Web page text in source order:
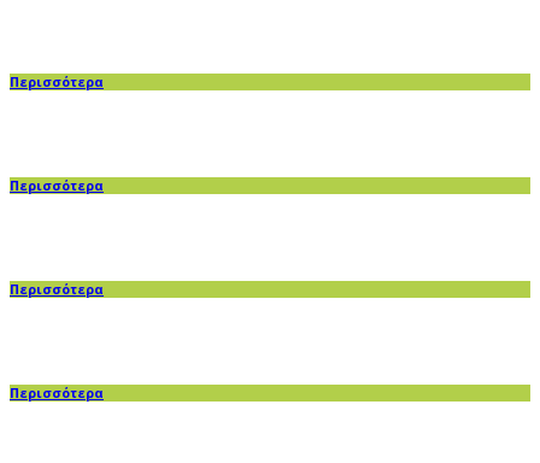
Περισσότερα
Περισσότερα
Περισσότερα
Περισσότερα